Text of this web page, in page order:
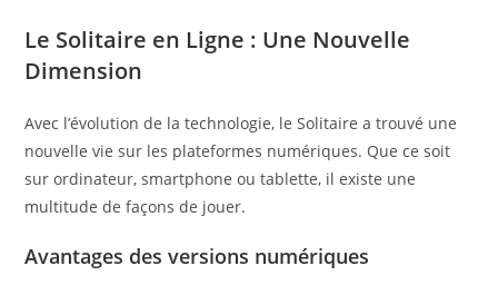
Le Solitaire en Ligne : Une Nouvelle
Dimension
Avec l’évolution de la technologie, le Solitaire a trouvé une
nouvelle vie sur les plateformes numériques. Que ce soit
sur ordinateur, smartphone ou tablette, il existe une
multitude de façons de jouer.
Avantages des versions numériques